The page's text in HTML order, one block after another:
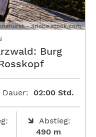
- adobe.stock.com
Burg
Dauer: 02:00 Std.
Abstieg:
490 m